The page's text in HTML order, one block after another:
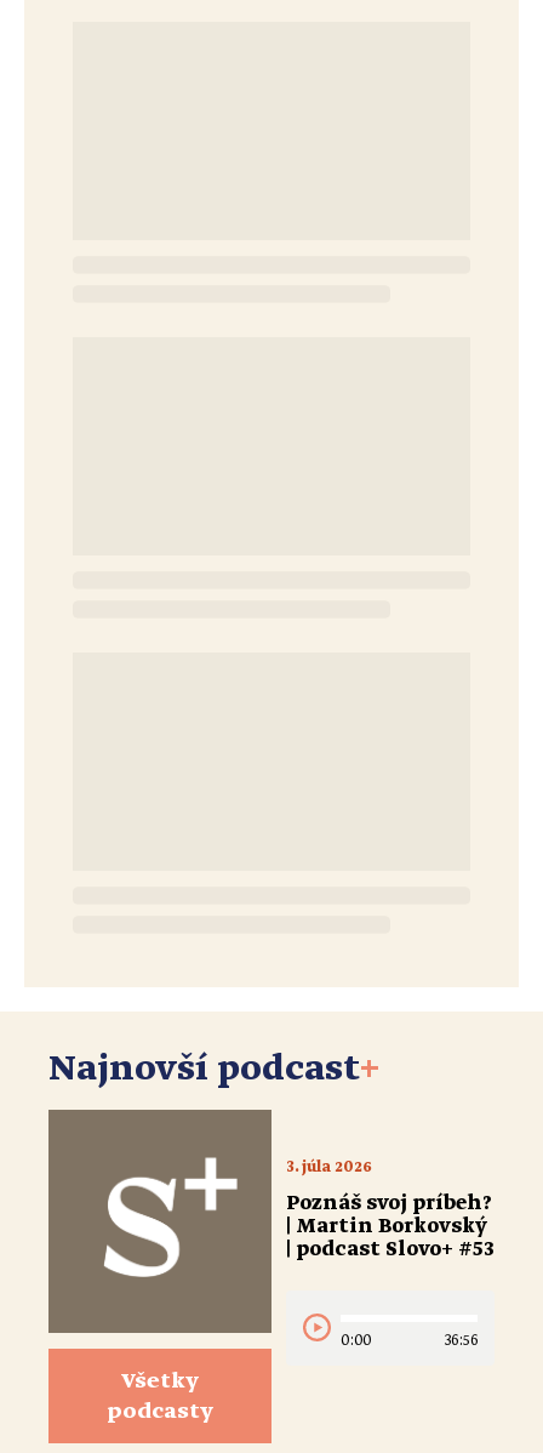
Najnovší podcast+
Všetky
podcasty
3. júla 2026
Poznáš svoj príbeh?
| Martin Borkovský
| podcast Slovo+ #53
0:00 36:56